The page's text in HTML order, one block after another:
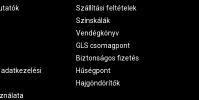
Szállítási feltételek
Színskálák
Vendégkönyv
GLS csomagpont
Biztonságos fizetés
Hűségpont
Hajgöndörítők